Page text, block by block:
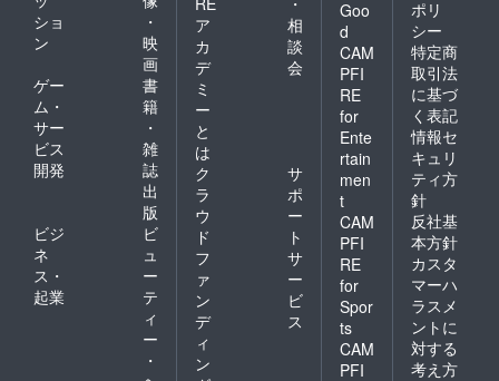
ント
リー各
社と同
じもの
となり
ます ※
タップ
の入
手・設
置に関
しては
ご相談
となり
ます
ショ
ン
・
映
画
ゲー
ム・
サー
ビス
開発
書
籍
・
雑
誌
出
版
ビジ
ネ
ス・
起業
ビ
ュ
ー
テ
ィ
ー
・
ア
カ
デ
ミ
ー
と
は
相
談
会
ク
ラ
ウ
ド
フ
ァ
ン
デ
ィ
ン
サ
ポ
ー
ト
サ
ー
ビ
ス
Goo
d
CAM
PFI
RE
for
Ente
rtain
men
t
CAM
PFI
RE
for
Spor
ts
CAM
PFI
ポリ
シー
特定商
取引法
に基づ
く表記
情報セ
キュリ
ティ方
針
反社基
本方針
カスタ
マーハ
ラスメ
ントに
対する
考え方